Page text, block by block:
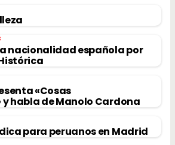
nacionalidad española por
«Cosas
habla de Manolo Cardona
para peruanos en Madrid